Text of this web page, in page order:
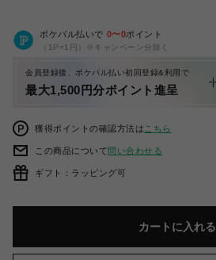
ポケパル払いで 0〜0ポイント
（1P=1円）※キャンペーン分除く
会員登録後、ポケパル払い初回登録&利用で
最大1,500円分ポイント進呈
獲得ポイントの確認方法は こちら
この商品について問い合わせる
ギフト：ラッピング可
カートに入れる